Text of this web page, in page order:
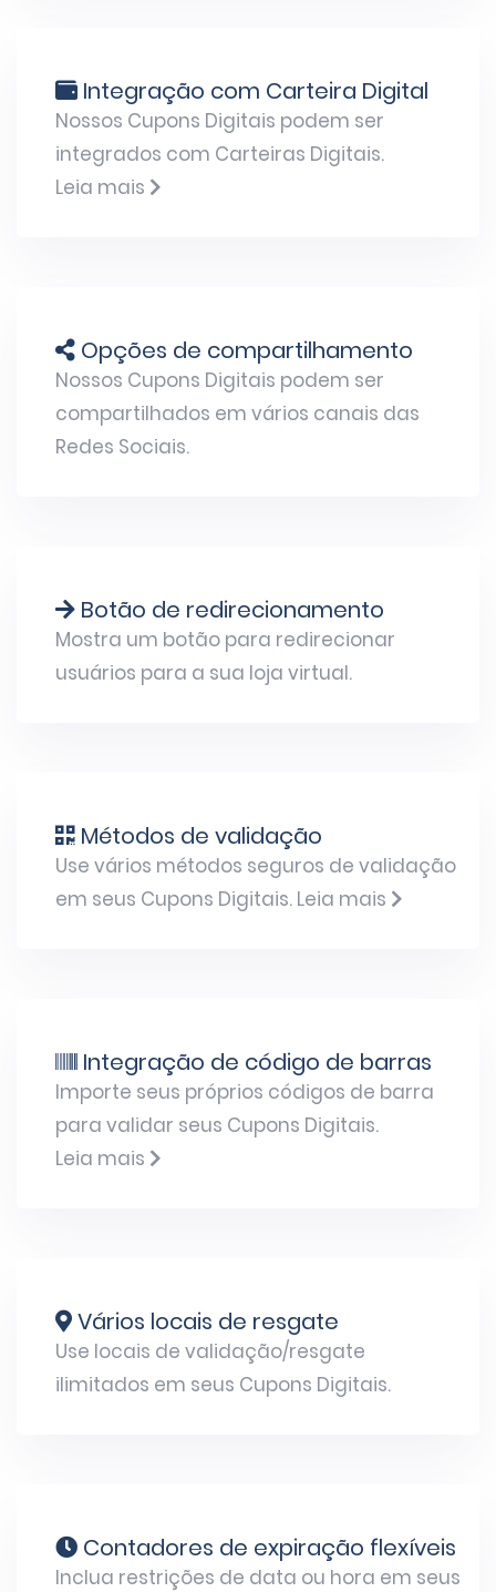
Integração com Carteira Digital
Nossos Cupons Digitais podem ser
integrados com Carteiras Digitais.
Leia mais
Opções de compartilhamento
Nossos Cupons Digitais podem ser
compartilhados em vários canais das
Redes Sociais.
Botão de redirecionamento
Mostra um botão para redirecionar
usuários para a sua loja virtual.
Métodos de validação
Use vários métodos seguros de validação
em seus Cupons Digitais. Leia mais
Integração de código de barras
Importe seus próprios códigos de barra
para validar seus Cupons Digitais.
Leia mais
Vários locais de resgate
Use locais de validação/resgate
ilimitados em seus Cupons Digitais.
Contadores de expiração flexíveis
Inclua restrições de data ou hora em seus